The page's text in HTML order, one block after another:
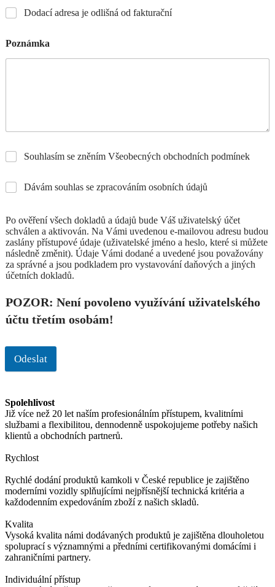
Dodací adresa je odlišná od fakturační
Poznámka
Souhlasím se zněním Všeobecných obchodních podmínek
Dávám souhlas se zpracováním osobních údajů
Po ověření všech dokladů a údajů bude Váš uživatelský účet
schválen a aktivován. Na Vámi uvedenou e-mailovou adresu budou
zaslány přístupové údaje (uživatelské jméno a heslo, které si můžete
následně změnit). Údaje Vámi dodané a uvedené jsou považovány
za správné a jsou podkladem pro vystavování daňových a jiných
účetních dokladů.
POZOR: Není povoleno využívání uživatelského
účtu třetím osobám!
Odeslat
Spolehlivost
Již více než 20 let naším profesionálním přístupem, kvalitními
službami a flexibilitou, dennodenně uspokojujeme potřeby našich
klientů a obchodních partnerů.
Rychlost
Rychlé dodání produktů kamkoli v České republice je zajištěno
moderními vozidly splňujícími nejpřísnější technická kritéria a
každodenním expedováním zboží z našich skladů.
Kvalita
Vysoká kvalita námi dodávaných produktů je zajištěna dlouholetou
spoluprací s významnými a předními certifikovanými domácími i
zahraničními partnery.
Individuální přístup